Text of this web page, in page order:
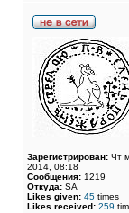
Зарегистрирован: Чт
2014, 08:18
Сообщения: 1219
Откуда: SA
Likes given: 45 times
Likes received: 259